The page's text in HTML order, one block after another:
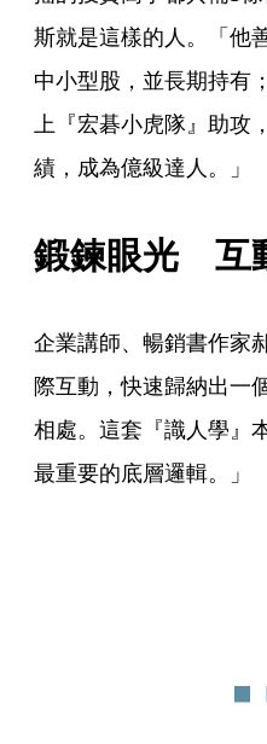
斯就是這樣的人。「他
中小型股，並長期持有
上『宏碁小虎隊』助攻
績，成為億級達人。」
鍛鍊眼光　互
企業講師、暢銷書作家
際互動，快速歸納出一
相處。這套『識人學』
最重要的底層邏輯。」